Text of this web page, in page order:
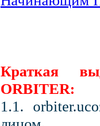
Краткая
ORBITER:
1.1.